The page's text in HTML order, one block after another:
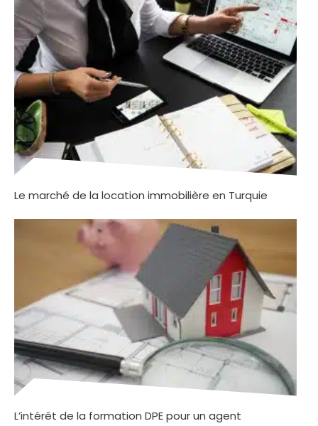
Le marché de la location immobilière en Turquie
L’intérêt de la formation DPE pour un agent